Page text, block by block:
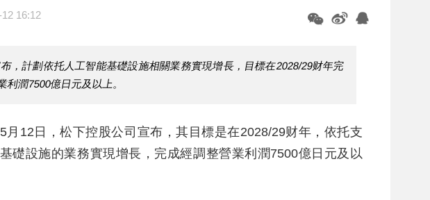
16:12
，計劃依托人工智能基礎設施相關業務實現增長，目標在2028/29财年完
利潤7500億日元及以上。
5月12日，松下控股公司宣布，其目標是在2028/29财年，依托支
礎設施的業務實現增長，完成經調整營業利潤7500億日元及以